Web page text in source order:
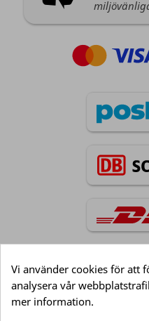
Information
Vi använder cookies för att
analysera vår
mer information.